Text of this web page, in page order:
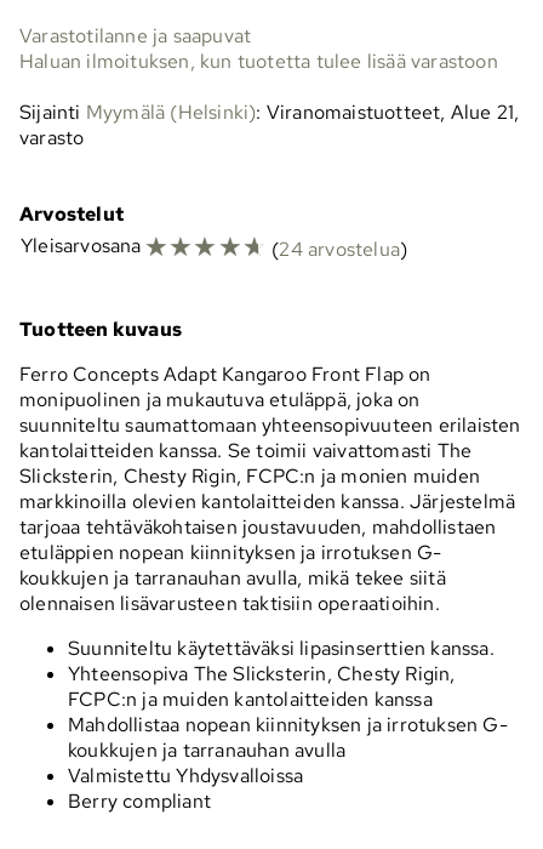
Varastotilanne ja saapuvat
Haluan ilmoituksen, kun tuotetta tulee lisää varastoon
Sijainti Myymälä (Helsinki): Viranomaistuotteet, Alue 21,
varasto
Arvostelut
Yleisarvosana ☆☆☆☆☆ (24 arvostelua)
Tuotteen kuvaus
Ferro Concepts Adapt Kangaroo Front Flap on
monipuolinen ja mukautuva etuläppä, joka on
suunniteltu saumattomaan yhteensopivuuteen erilaisten
kantolaitteiden kanssa. Se toimii vaivattomasti The
Slicksterin, Chesty Rigin, FCPC:n ja monien muiden
markkinoilla olevien kantolaitteiden kanssa. Järjestelmä
tarjoaa tehtäväkohtaisen joustavuuden, mahdollistaen
etuläppien nopean kiinnityksen ja irrotuksen G-
koukkujen ja tarranauhan avulla, mikä tekee siitä
olennaisen lisävarusteen taktisiin operaatioihin.
Suunniteltu käytettäväksi lipasinserttien kanssa.
Yhteensopiva The Slicksterin, Chesty Rigin,
FCPC:n ja muiden kantolaitteiden kanssa
Mahdollistaa nopean kiinnityksen ja irrotuksen G-
koukkujen ja tarranauhan avulla
Valmistettu Yhdysvalloissa
Berry compliant